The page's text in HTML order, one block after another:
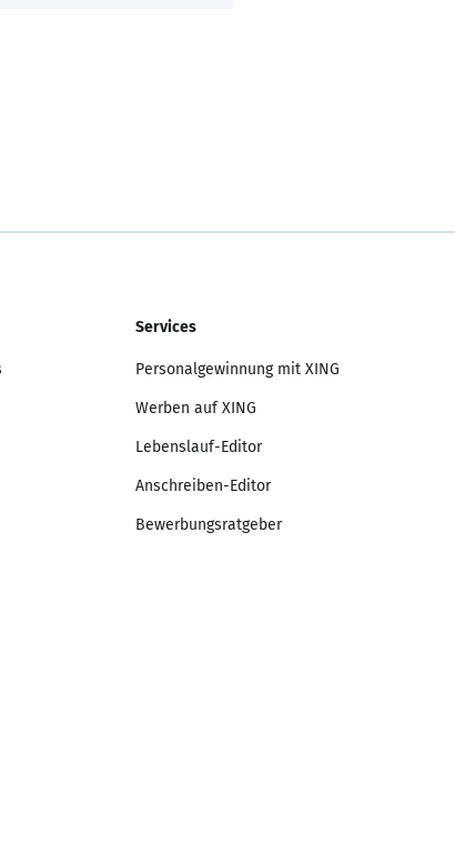
Services
Personalgewinnung mit XING
Werben auf XING
Lebenslauf-Editor
Anschreiben-Editor
Bewerbungsratgeber